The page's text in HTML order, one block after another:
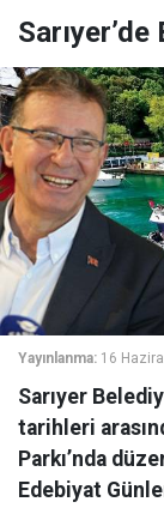
Yayınlanma: 16
Sarıyer
tarihleri
Parkı’nda
Edebiyat